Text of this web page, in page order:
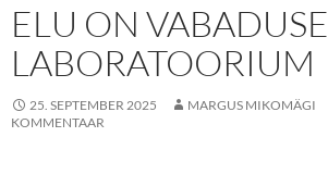
ELU ON VABADUSE
LABORATOORIUM
25. SEPTEMBER 2025 MARGUS MIKOMÄGI
KOMMENTAAR